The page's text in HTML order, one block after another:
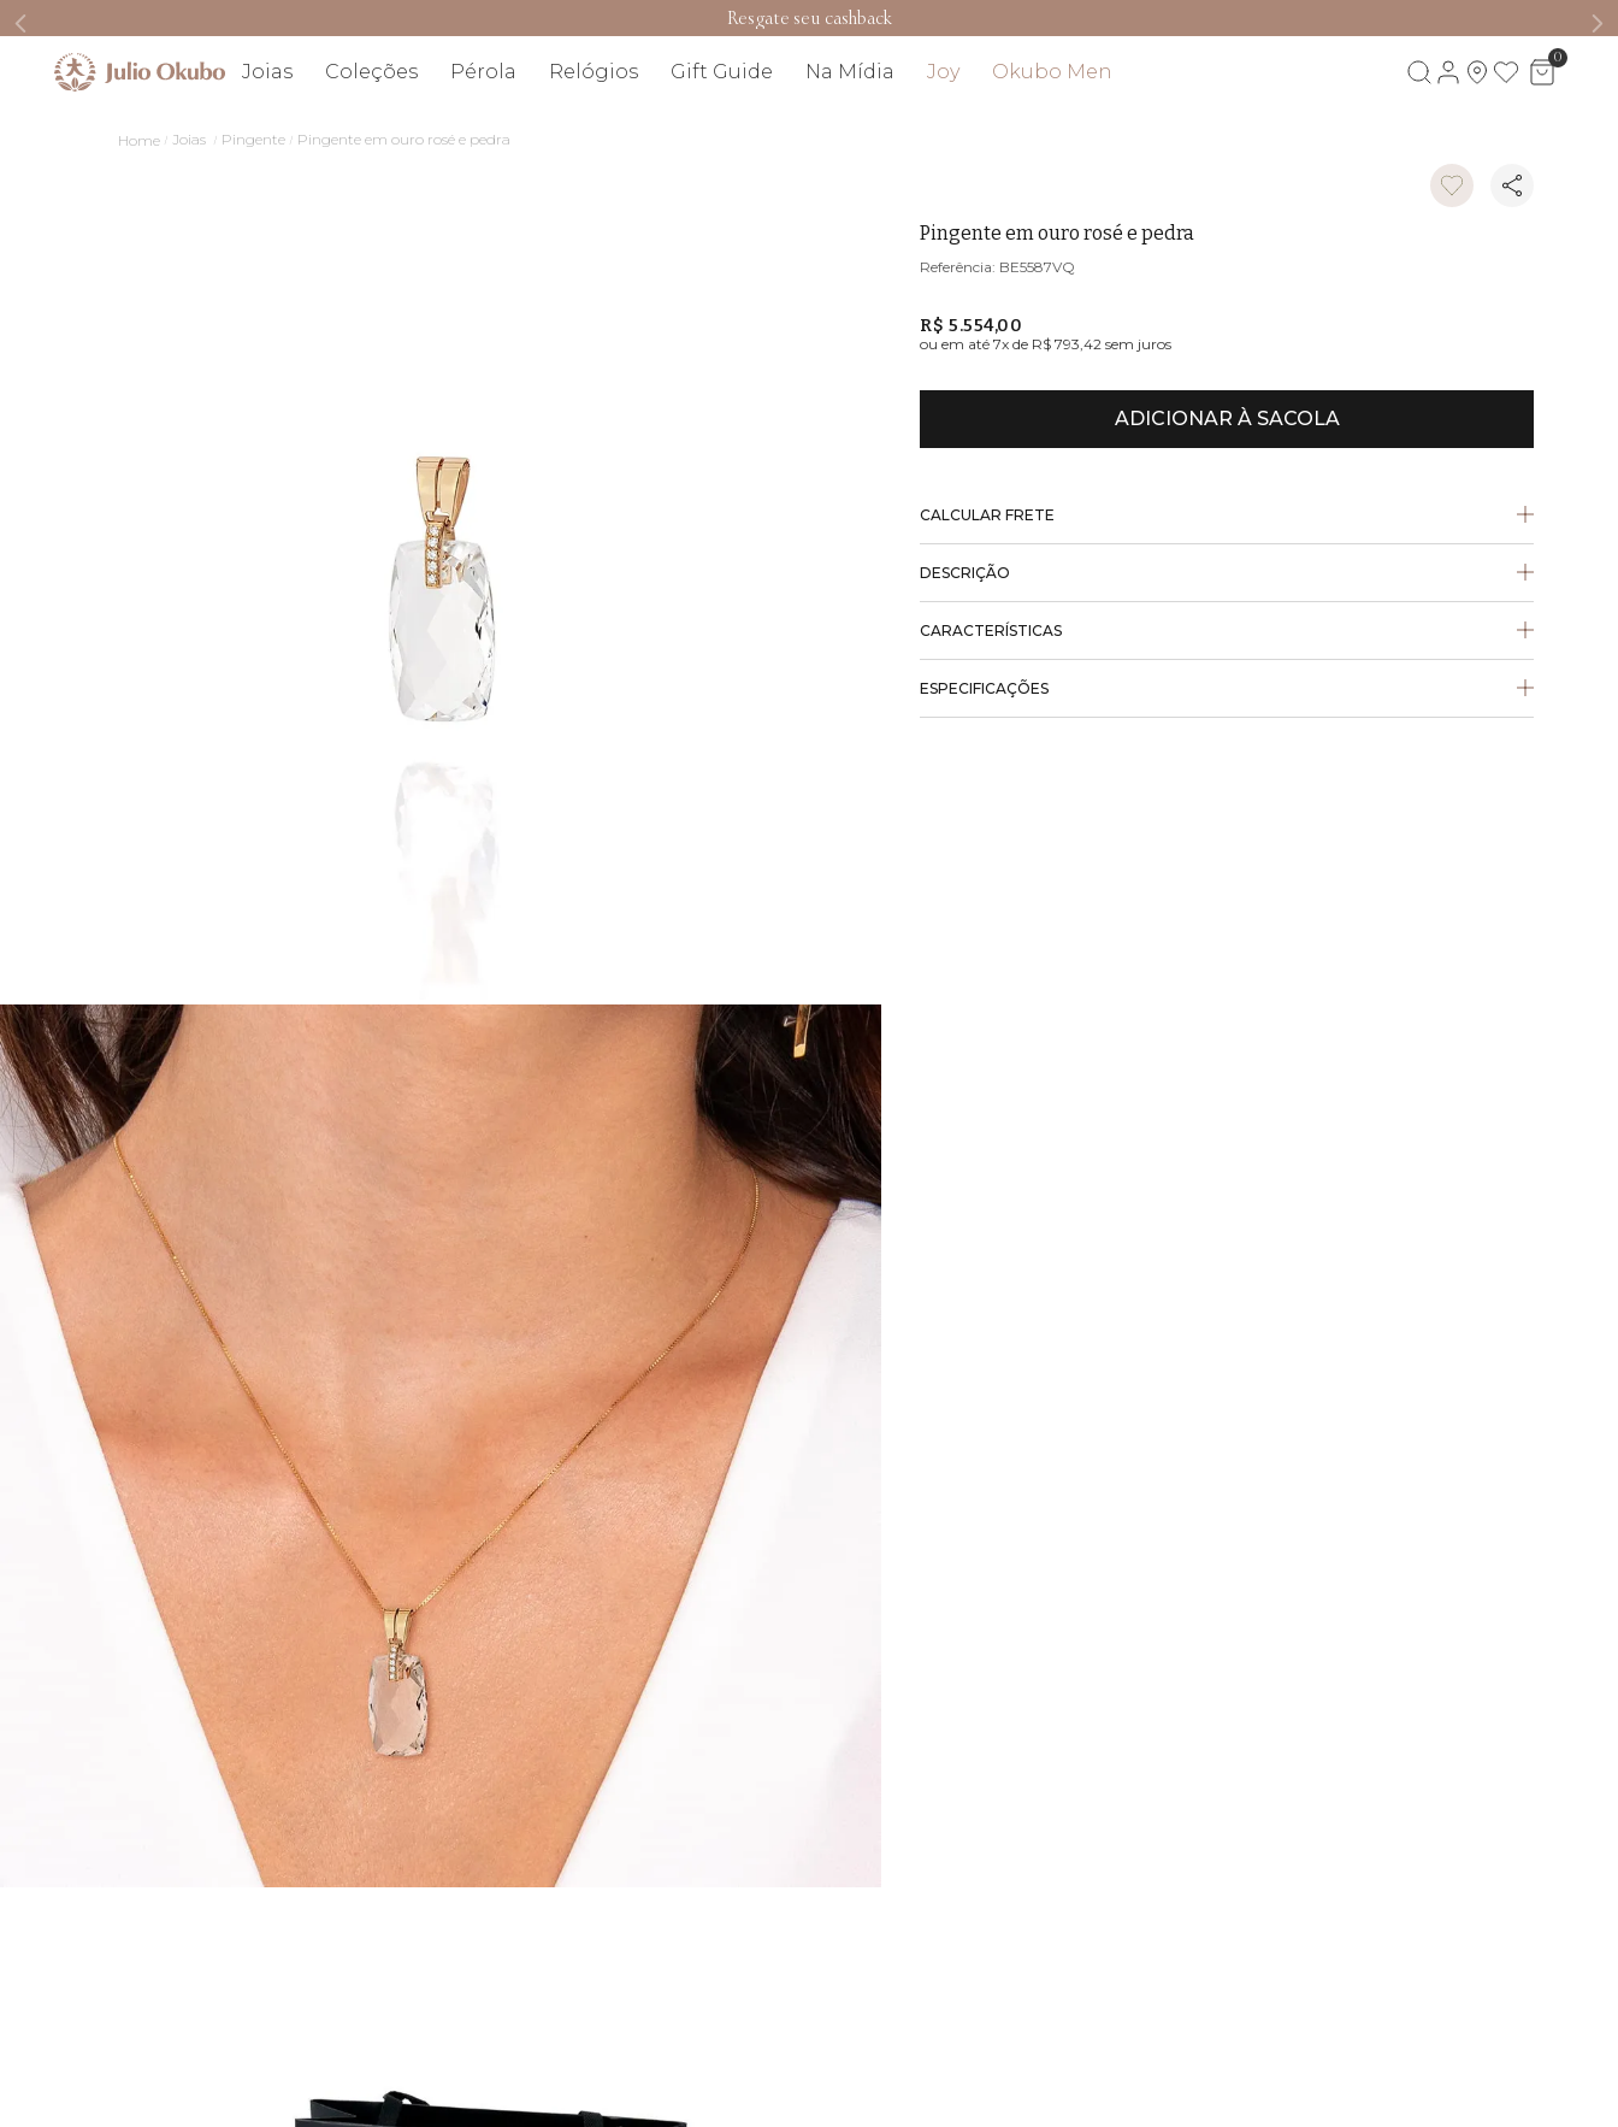
Resgate seu cashback
Joias Coleções Pérola Relógios Gift Guide Na Mídia Joy Okubo Men
0
Joias Pingente Pingente em ouro rosé e pedra
Pingente em ouro rosé e pedra
BE5587VQ
R$ 5.554,00
ou em até7x de R$ 793,42 sem juros
ADICIONAR À SACOLA
CALCULAR FRETE
DESCRIÇÃO
CARACTERÍSTICAS
ESPECIFICAÇÕES